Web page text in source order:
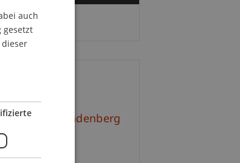
Simone Brandenberg
11 18
GERMAN
ENGLISH
auch
gesetzt